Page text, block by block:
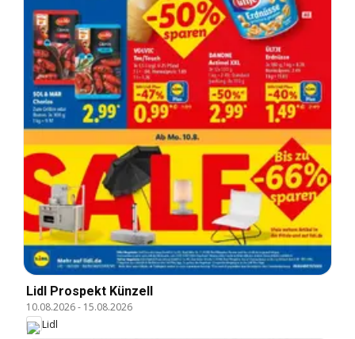
Lidl Prospekt Künzell
10.08.2026- 15.08.2026
Lidl